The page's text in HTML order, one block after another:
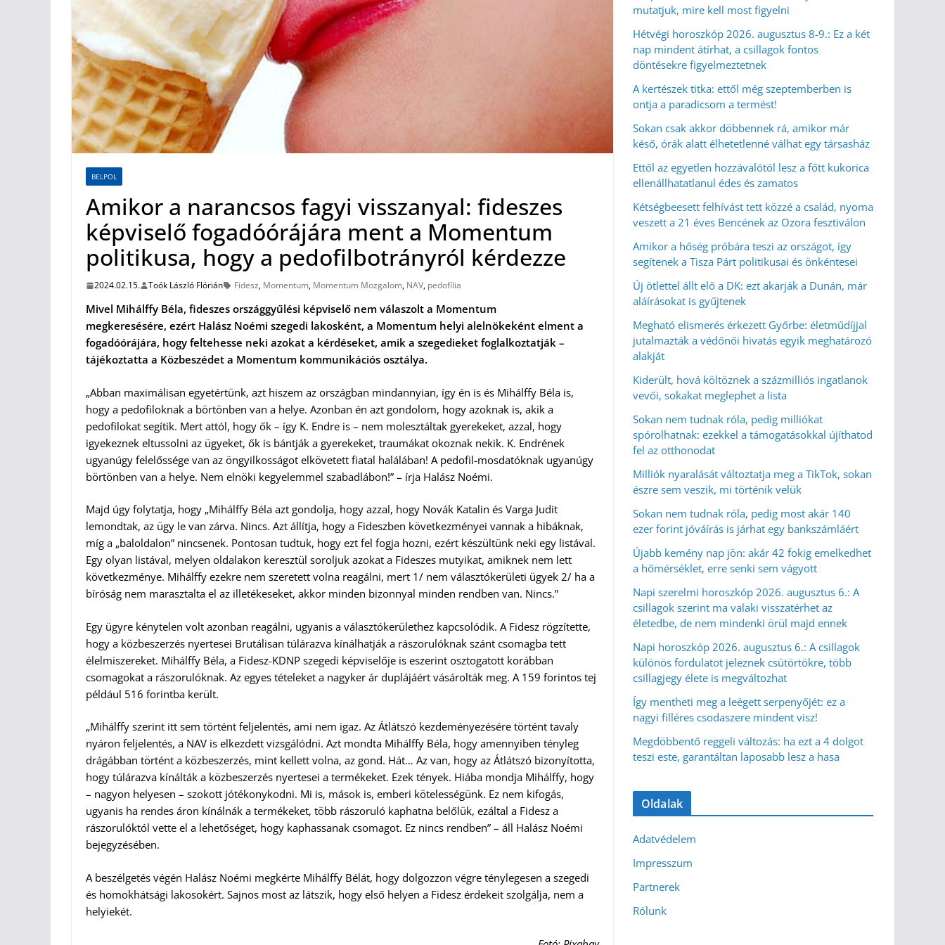
BELPOL
Amikor a narancsos fagyi visszanyal: fideszes
képviselő fogadóórájára ment a Momentum
politikusa, hogy a pedofilbotrányról kérdezze
2024.02.15. Toók László Flórián Fidesz, Momentum, Momentum Mozgalom, NAV, pedofília
Mivel Mihálffy Béla, fideszes országgyűlési képviselő nem válaszolt a Momentum
megkeresésére, ezért Halász Noémi szegedi lakosként, a Momentum helyi alelnökeként elment a
fogadóórájára, hogy feltehesse neki azokat a kérdéseket, amik a szegedieket foglalkoztatják –
tájékoztatta a Közbeszédet a Momentum kommunikációs osztálya.
„Abban maximálisan egyetértünk, azt hiszem az országban mindannyian, így én is és Mihálffy Béla is,
hogy a pedofiloknak a börtönben van a helye. Azonban én azt gondolom, hogy azoknak is, akik a
pedofilokat segítik. Mert attól, hogy ők – így K. Endre is – nem molesztáltak gyerekeket, azzal, hogy
igyekeznek eltussolni az ügyeket, ők is bántják a gyerekeket, traumákat okoznak nekik. K. Endrének
ugyanúgy felelőssége van az öngyilkosságot elkövetett fiatal halálában! A pedofil-mosdatóknak ugyanúgy
börtönben van a helye. Nem elnöki kegyelemmel szabadlábon!” – írja Halász Noémi.
Majd úgy folytatja, hogy „Mihálffy Béla azt gondolja, hogy azzal, hogy Novák Katalin és Varga Judit
lemondtak, az ügy le van zárva. Nincs. Azt állítja, hogy a Fideszben következményei vannak a hibáknak,
míg a „baloldalon” nincsenek. Pontosan tudtuk, hogy ezt fel fogja hozni, ezért készültünk neki egy listával.
Egy olyan listával, melyen oldalakon keresztül soroljuk azokat a Fideszes mutyikat, amiknek nem lett
következménye. Mihálffy ezekre nem szeretett volna reagálni, mert 1/ nem választókerületi ügyek 2/ ha a
bíróság nem marasztalta el az illetékeseket, akkor minden bizonnyal minden rendben van. Nincs.”
Egy ügyre kénytelen volt azonban reagálni, ugyanis a választókerülethez kapcsolódik. A Fidesz rögzítette,
hogy a közbeszerzés nyertesei Brutálisan túlárazva kínálhatják a rászorulóknak szánt csomagba tett
élelmiszereket. Mihálffy Béla, a Fidesz-KDNP szegedi képviselője is eszerint osztogatott korábban
csomagokat a rászorulóknak. Az egyes tételeket a nagyker ár duplájáért vásárolták meg. A 159 forintos tej
például 516 forintba került.
„Mihálffy szerint itt sem történt feljelentés, ami nem igaz. Az Átlátszó kezdeményezésére történt tavaly
nyáron feljelentés, a NAV is elkezdett vizsgálódni. Azt mondta Mihálffy Béla, hogy amennyiben tényleg
drágábban történt a közbeszerzés, mint kellett volna, az gond. Hát… Az van, hogy az Átlátszó bizonyította,
hogy túlárazva kínálták a közbeszerzés nyertesei a termékeket. Ezek tények. Hiába mondja Mihálffy, hogy
– nagyon helyesen – szokott jótékonykodni. Mi is, mások is, emberi kötelességünk. Ez nem kifogás,
ugyanis ha rendes áron kínálnák a termékeket, több rászoruló kaphatna belőlük, ezáltal a Fidesz a
rászorulóktól vette el a lehetőséget, hogy kaphassanak csomagot. Ez nincs rendben” – áll Halász Noémi
bejegyzésében.
A beszélgetés végén Halász Noémi megkérte Mihálffy Bélát, hogy dolgozzon végre ténylegesen a szegedi
és homokhátsági lakosokért. Sajnos most az látszik, hogy első helyen a Fidesz érdekeit szolgálja, nem a
helyiekét.
mutatjuk, mire kell most figyelni
Hétvégi horoszkóp 2026. augusztus 8-9.: Ez a két
nap mindent átírhat, a csillagok fontos
döntésekre figyelmeztetnek
A kertészek titka: ettől még szeptemberben is
ontja a paradicsom a termést!
Sokan csak akkor döbbennek rá, amikor már
késő, órák alatt élhetetlenné válhat egy társasház
Ettől az egyetlen hozzávalótól lesz a főtt kukorica
ellenállhatatlanul édes és zamatos
Kétségbeesett felhívást tett közzé a család, nyoma
veszett a 21 éves Bencének az Ozora fesztiválon
Amikor a hőség próbára teszi az országot, így
segítenek a Tisza Párt politikusai és önkéntesei
Új ötlettel állt elő a DK: ezt akarják a Dunán, már
aláírásokat is gyűjtenek
Megható elismerés érkezett Győrbe: életműdíjjal
jutalmazták a védőnői hivatás egyik meghatározó
alakját
Kiderült, hová költöznek a százmilliós ingatlanok
vevői, sokakat meglephet a lista
Sokan nem tudnak róla, pedig milliókat
spórolhatnak: ezekkel a támogatásokkal újíthatod
fel az otthonodat
Milliók nyaralását változtatja meg a TikTok, sokan
észre sem veszik, mi történik velük
Sokan nem tudnak róla, pedig most akár 140
ezer forint jóváírás is járhat egy bankszámláért
Újabb kemény nap jön: akár 42 fokig emelkedhet
a hőmérséklet, erre senki sem vágyott
Napi szerelmi horoszkóp 2026. augusztus 6.: A
csillagok szerint ma valaki visszatérhet az
életedbe, de nem mindenki örül majd ennek
Napi horoszkóp 2026. augusztus 6.: A csillagok
különös fordulatot jeleznek csütörtökre, több
csillagjegy élete is megváltozhat
Így mentheti meg a leégett serpenyőjét: ez a
nagyi filléres csodaszere mindent visz!
Megdöbbentő reggeli változás: ha ezt a 4 dolgot
teszi este, garantáltan laposabb lesz a hasa
Oldalak
Adatvédelem
Impresszum
Partnerek
Rólunk